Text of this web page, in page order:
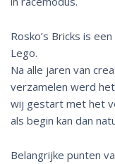
Rosko’s Bricks is een
Lego.
Na alle jaren van
verzamelen werd
wij gestart met het
als begin kan dan
Belangrijke punten